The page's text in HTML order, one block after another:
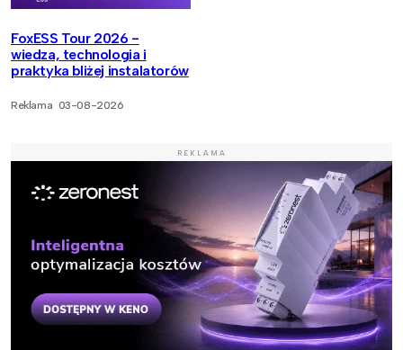
FoxESS Tour 2026 -
wiedza, technologia i
praktyka bliżej instalatorów
Reklama 03-08-2026
REKLAMA